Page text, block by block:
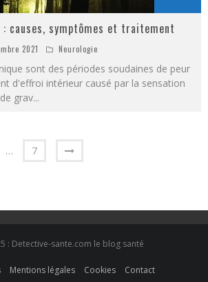
: causes, symptômes et traitement
2021 Neurologie
sont des périodes soudaines de peur
d'effroi intérieur causé par la sensation
grav...
… 7
: Detective-sante.com le blog santé
Mentions légales Cookies Contact